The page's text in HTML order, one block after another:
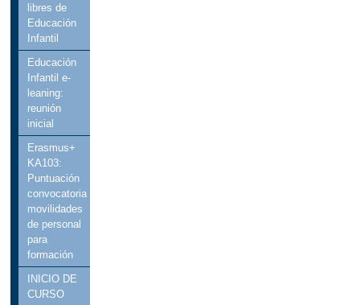
libres de
Educación
Infantil
Educación
Infantil e-
leaning:
reunión
inicial
Erasmus+
KA103:
Puntuación
convocatoria
movilidades
de personal
para
formación
INICIO DE
CURSO